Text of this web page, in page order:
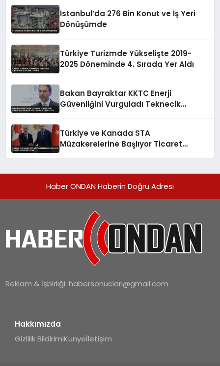
İstanbul’da 276 Bin Konut ve İş Yeri
Dönüşümde
Türkiye Turizmde Yükselişte 2019-
2025 Döneminde 4. Sırada Yer Aldı
Bakan Bayraktar KKTC Enerji
Güvenliğini Vurguladı Teknecik
Türkiye ve Kanada STA
Müzakerelerine Başlıyor Ticaret
Haber ONDAN Haberin Doğru Adresi
Reklam & İşbirliği:habersonuclari@gmail.com
Hakkımızda
Gizlilik BildirimiKünyeİletişim